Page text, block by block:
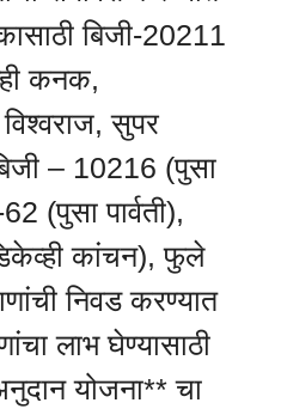
बिजी-20211
कनक,
सुपर
– 10216 (पुसा
(पुसा पार्वती),
कांचन), फुले
निवड करण्यात
लाभ घेण्यासाठी
योजना** चा